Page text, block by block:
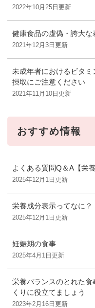
2022年10月25日更新
健康食品の虚偽・誇大
2021年12月3日更新
未成年者におけるビタ
摂取にご注意ください
2021年11月10日更新
おすすめ情報
よくある質問Q＆A【栄
2025年12月1日更新
栄養成分表示ってなに？
2025年12月1日更新
妊娠期の食事
2025年4月1日更新
栄養バランスのとれた
くりに役立てましょう
2023年2月16日更新